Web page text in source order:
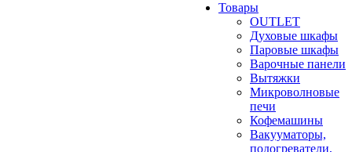
Товары
OUTLET
Духовые шкафы
Паровые шкафы
Варочные панели
Вытяжки
Микроволновые
печи
Кофемашины
Вакууматоры,
подогреватели,